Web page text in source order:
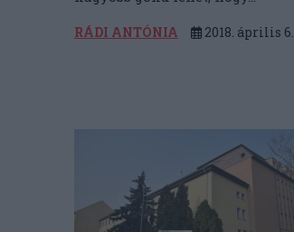
RÁDI ANTÓNIA 2018. április 6.